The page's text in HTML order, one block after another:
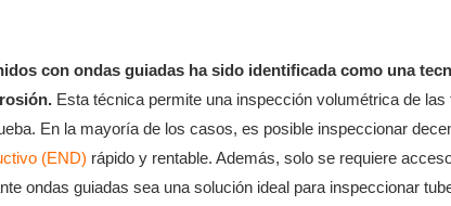
con ondas guiadas ha sido identificada como una
Esta técnica permite una inspección volumétrica de
En la mayoría de los casos, es posible inspeccionar
(END) rápido y rentable. Además, solo se requiere
ondas guiadas sea una solución ideal para inspeccionar